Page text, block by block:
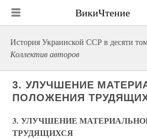
ВикиЧтение
История Украинской ССР в десяти
Коллектив авторов
3. УЛУЧШЕНИЕ
ПОЛОЖЕНИЯ
3. УЛУЧШЕНИЕ
ТРУДЯЩИХСЯ